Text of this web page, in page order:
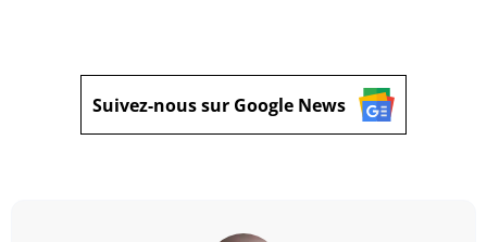
Suivez-nous sur Google News